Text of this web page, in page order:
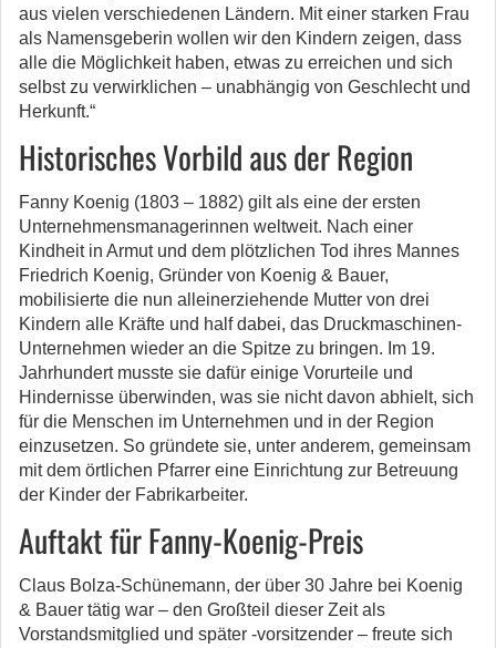
aus vielen verschiedenen Ländern. Mit einer starken Frau
als Namensgeberin wollen wir den Kindern zeigen, dass
alle die Möglichkeit haben, etwas zu erreichen und sich
selbst zu verwirklichen – unabhängig von Geschlecht und
Herkunft.“
Historisches Vorbild aus der Region
Fanny Koenig (1803 – 1882) gilt als eine der ersten
Unternehmensmanagerinnen weltweit. Nach einer
Kindheit in Armut und dem plötzlichen Tod ihres Mannes
Friedrich Koenig, Gründer von Koenig & Bauer,
mobilisierte die nun alleinerziehende Mutter von drei
Kindern alle Kräfte und half dabei, das Druckmaschinen-
Unternehmen wieder an die Spitze zu bringen. Im 19.
Jahrhundert musste sie dafür einige Vorurteile und
Hindernisse überwinden, was sie nicht davon abhielt, sich
für die Menschen im Unternehmen und in der Region
einzusetzen. So gründete sie, unter anderem, gemeinsam
mit dem örtlichen Pfarrer eine Einrichtung zur Betreuung
der Kinder der Fabrikarbeiter.
Auftakt für Fanny-Koenig-Preis
Claus Bolza-Schünemann, der über 30 Jahre bei Koenig
& Bauer tätig war – den Großteil dieser Zeit als
Vorstandsmitglied und später -vorsitzender – freute sich